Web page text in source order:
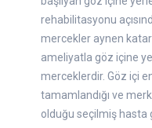
rehabilitasyonu
mercekler aynen
ameliyatla göz içine
merceklerdir. Göz içi
tamamlandığı ve
olduğu seçilmiş hasta